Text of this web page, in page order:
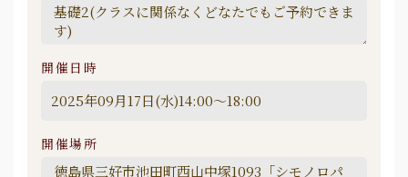
開催日時
開催場所